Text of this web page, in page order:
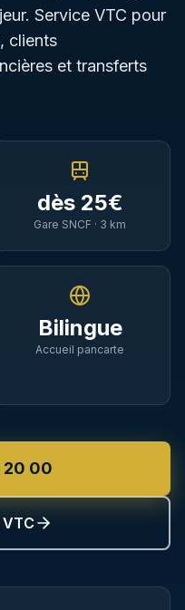
Service VTC pour
clients
et transferts
dès 25€
Gare SNCF · 3 km
Bilingue
Accueil pancarte
20 00